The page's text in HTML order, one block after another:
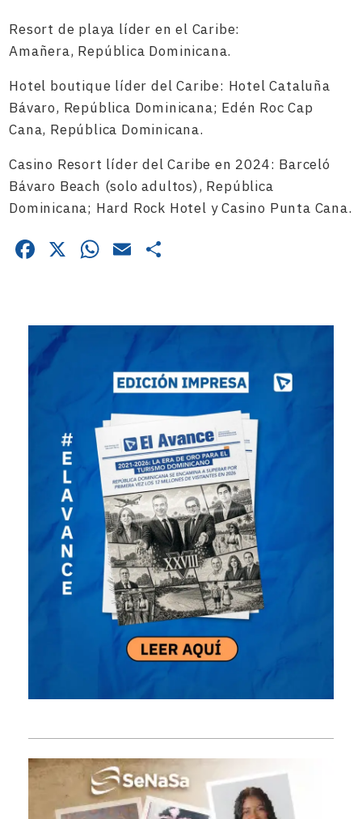
Resort de playa líder en el Caribe:
Amañera, República Dominicana.
Hotel boutique líder del Caribe: Hotel Cataluña
Bávaro, República Dominicana; Edén Roc Cap
Cana, República Dominicana.
Casino Resort líder del Caribe en 2024: Barceló
Bávaro Beach (solo adultos), República
Dominicana; Hard Rock Hotel y Casino Punta Cana.
Facebook
X WhatsApp
Email